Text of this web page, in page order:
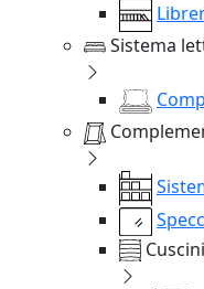
Sistema
Cuscini